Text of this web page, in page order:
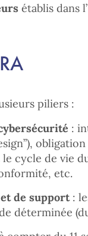
établis dans
piliers :
:
cycle de vie
etc.
de support:
déterminée